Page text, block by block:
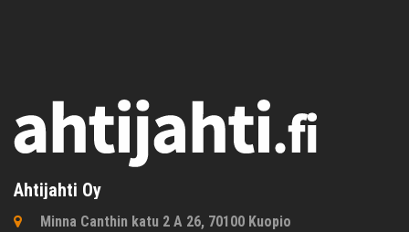
Ahtijahti Oy
Minna Canthin katu 2 A 26, 70100 Kuopio